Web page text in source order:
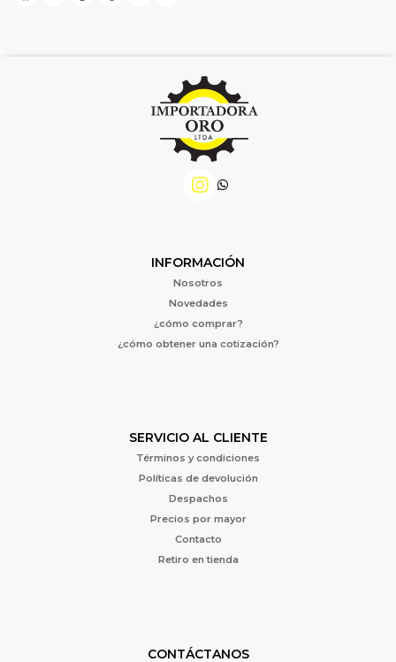
INFORMACIÓN
Nosotros
Novedades
¿cómo comprar?
¿cómo obtener una cotización?
SERVICIO AL CLIENTE
Términos y condiciones
Políticas de devolución
Despachos
Precios por mayor
Contacto
Retiro en tienda
CONTÁCTANOS